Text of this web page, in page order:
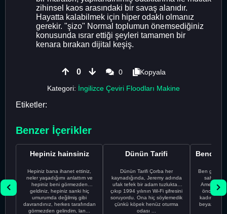
zihinsel kaos arasındaki bir savaş alanıdır.
Hayatta kalabilmek için hiper odaklı olmanız
gerekir. "şizo" Normal toplumun önemsediğiniz
konusunda ısrar ettiği şeyleri tamamen bir
kenara bırakan dijital keşiş.
0 0
Kopyala
Kategori: İngilizce Çeviri Floodları Makine
Etiketler:
Benzer İçerikler
Hepiniz hainsiniz
Hepiniz bana ihanet ettiniz,
neler yaşadığımı anlattım ve
hepiniz beni görmezden
geldiniz, hepiniz sanki hiç
umurumda değilmiş gibi
davrandınız, herkes tarafından
görmezden gelindim, lan...
Dünün Tarifi
Dünün Tarifi Çorba her
kaynadığında, Jeremy adında
ufak tefek bir adam tuzluktan
çıkıp 1994 yılının Wi-Fi şifresini
soruyordu. Ona hiç söylemedik
çünkü köpek henüz oturma
odası ...
Ben gururlu
sahip
önce
kadınla
beyaz